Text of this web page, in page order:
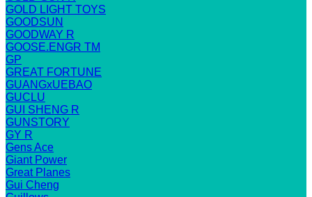
GOLD LIGHT TOYS
GOODSUN
GOODWAY R
GOOSE.ENGR TM
GP
GREAT FORTUNE
GUANGxUEBAO
GUCLU
GUI SHENG R
GUNSTORY
GY R
Gens Ace
Giant Power
Great Planes
Gui Cheng